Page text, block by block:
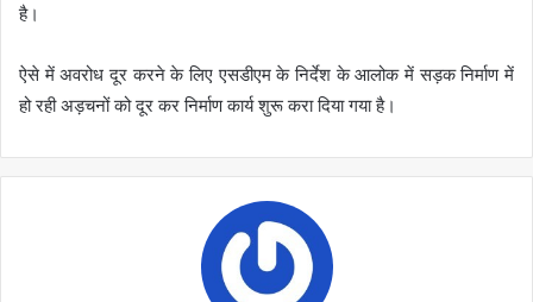
है।
ऐसे में अवरोध दूर करने के लिए एसडीएम के निर्देश के आलोक में सड़क निर्माण में
हो रही अड़चनों को दूर कर निर्माण कार्य शुरू करा दिया गया है।